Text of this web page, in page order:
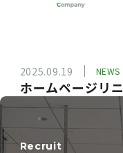
2025.09.19 NEWS
ホームページリ
Recruit